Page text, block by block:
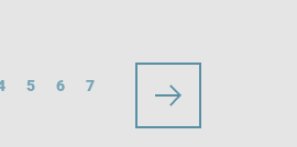
5 6 7